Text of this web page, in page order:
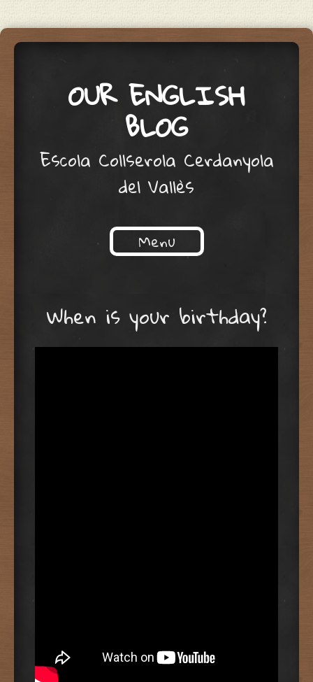
OUR ENGLISH
BLOG
Escola Collserola Cerdanyola
del Vallès
Menu
When is your birthday?